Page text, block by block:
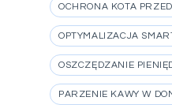
OCHRONA KOTA
OPTYMALIZACJA
OSZCZĘDZANIE
PARZENIE KAWY W